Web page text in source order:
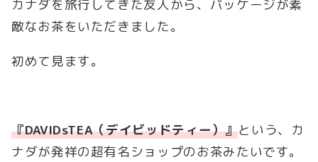
カナダを旅行してきた友人から、パッケージが素
敵なお茶をいただきました。
初めて見ます。
『DAVIDsTEA（デイビッドティー）』という、カ
ナダが発祥の超有名ショップのお茶みたいです。